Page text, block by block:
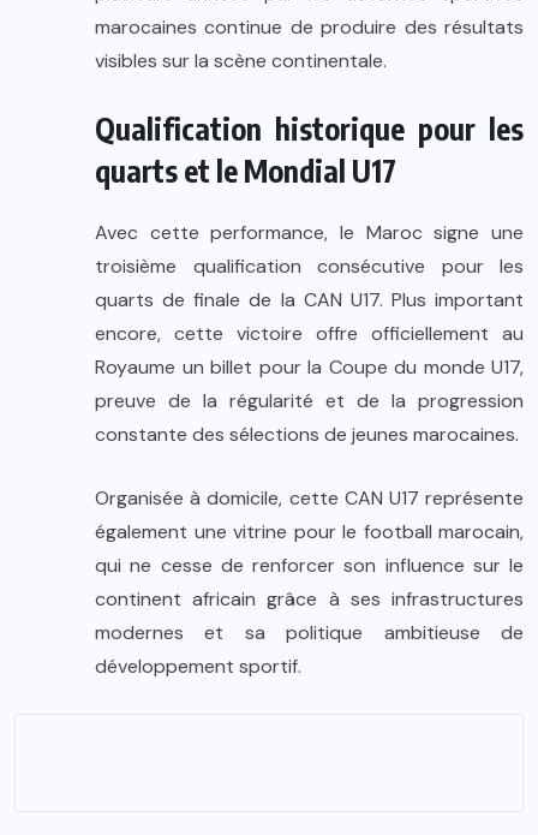
marocaines continue de produire des résultats
visibles sur la scène continentale.
Qualification historique pour les
quarts et le Mondial U17
Avec cette performance, le Maroc signe une
troisième qualification consécutive pour les
quarts de finale de la CAN U17. Plus important
encore, cette victoire offre officiellement au
Royaume un billet pour la Coupe du monde U17,
preuve de la régularité et de la progression
constante des sélections de jeunes marocaines.
Organisée à domicile, cette CAN U17 représente
également une vitrine pour le football marocain,
qui ne cesse de renforcer son influence sur le
continent africain grâce à ses infrastructures
modernes et sa politique ambitieuse de
développement sportif.